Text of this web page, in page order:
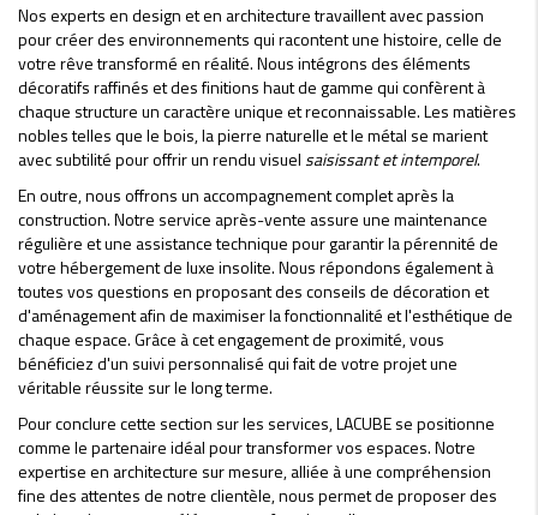
Nos experts en design et en architecture travaillent avec passion
pour créer des environnements qui racontent une histoire, celle de
votre rêve transformé en réalité. Nous intégrons des éléments
décoratifs raffinés et des finitions haut de gamme qui confèrent à
chaque structure un caractère unique et reconnaissable. Les matières
nobles telles que le bois, la pierre naturelle et le métal se marient
avec subtilité pour offrir un rendu visuel saisissant et intemporel.
En outre, nous offrons un accompagnement complet après la
construction. Notre service après-vente assure une maintenance
régulière et une assistance technique pour garantir la pérennité de
votre hébergement de luxe insolite. Nous répondons également à
toutes vos questions en proposant des conseils de décoration et
d'aménagement afin de maximiser la fonctionnalité et l'esthétique de
chaque espace. Grâce à cet engagement de proximité, vous
bénéficiez d'un suivi personnalisé qui fait de votre projet une
véritable réussite sur le long terme.
Pour conclure cette section sur les services, LACUBE se positionne
comme le partenaire idéal pour transformer vos espaces. Notre
expertise en architecture sur mesure, alliée à une compréhension
fine des attentes de notre clientèle, nous permet de proposer des